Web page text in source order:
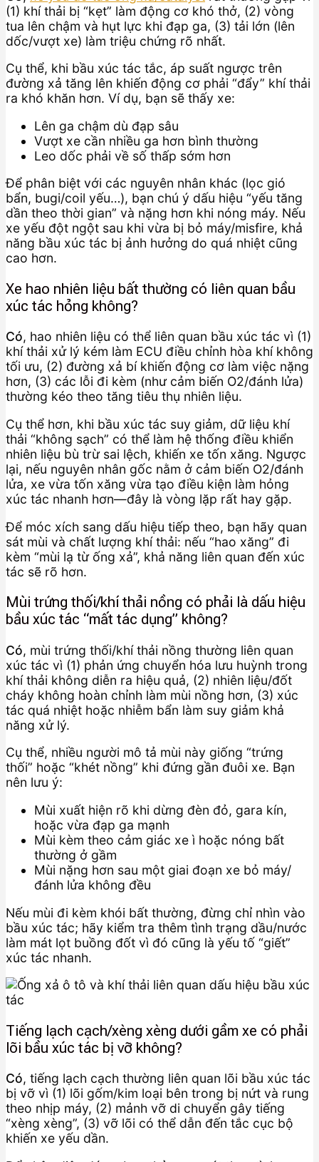
(1) khí thải bị “kẹt” làm động cơ khó thở, (2) vòng
tua lên chậm và hụt lực khi đạp ga, (3) tải lớn (lên
dốc/vượt xe) làm triệu chứng rõ nhất.
Cụ thể, khi bầu xúc tác tắc, áp suất ngược trên
đường xả tăng lên khiến động cơ phải “đẩy” khí thải
ra khó khăn hơn. Ví dụ, bạn sẽ thấy xe:
Lên ga chậm dù đạp sâu
Vượt xe cần nhiều ga hơn bình thường
Leo dốc phải về số thấp sớm hơn
Để phân biệt với các nguyên nhân khác (lọc gió
bẩn, bugi/coil yếu…), bạn chú ý dấu hiệu “yếu tăng
dần theo thời gian” và nặng hơn khi nóng máy. Nếu
xe yếu đột ngột sau khi vừa bị bỏ máy/misfire, khả
năng bầu xúc tác bị ảnh hưởng do quá nhiệt cũng
cao hơn.
Xe hao nhiên liệu bất thường có liên quan bầu
xúc tác hỏng không?
Có, hao nhiên liệu có thể liên quan bầu xúc tác vì (1)
khí thải xử lý kém làm ECU điều chỉnh hòa khí không
tối ưu, (2) đường xả bí khiến động cơ làm việc nặng
hơn, (3) các lỗi đi kèm (như cảm biến O2/đánh lửa)
thường kéo theo tăng tiêu thụ nhiên liệu.
Cụ thể hơn, khi bầu xúc tác suy giảm, dữ liệu khí
thải “không sạch” có thể làm hệ thống điều khiển
nhiên liệu bù trừ sai lệch, khiến xe tốn xăng. Ngược
lại, nếu nguyên nhân gốc nằm ở cảm biến O2/đánh
lửa, xe vừa tốn xăng vừa tạo điều kiện làm hỏng
xúc tác nhanh hơn—đây là vòng lặp rất hay gặp.
Để móc xích sang dấu hiệu tiếp theo, bạn hãy quan
sát mùi và chất lượng khí thải: nếu “hao xăng” đi
kèm “mùi lạ từ ống xả”, khả năng liên quan đến xúc
tác sẽ rõ hơn.
Mùi trứng thối/khí thải nồng có phải là dấu hiệu
bầu xúc tác “mất tác dụng” không?
Có, mùi trứng thối/khí thải nồng thường liên quan
xúc tác vì (1) phản ứng chuyển hóa lưu huỳnh trong
khí thải không diễn ra hiệu quả, (2) nhiên liệu/đốt
cháy không hoàn chỉnh làm mùi nồng hơn, (3) xúc
tác quá nhiệt hoặc nhiễm bẩn làm suy giảm khả
năng xử lý.
Cụ thể, nhiều người mô tả mùi này giống “trứng
thối” hoặc “khét nồng” khi đứng gần đuôi xe. Bạn
nên lưu ý:
Mùi xuất hiện rõ khi dừng đèn đỏ, gara kín,
hoặc vừa đạp ga mạnh
Mùi kèm theo cảm giác xe ì hoặc nóng bất
thường ở gầm
Mùi nặng hơn sau một giai đoạn xe bỏ máy/
đánh lửa không đều
Nếu mùi đi kèm khói bất thường, đừng chỉ nhìn vào
bầu xúc tác; hãy kiểm tra thêm tình trạng dầu/nước
làm mát lọt buồng đốt vì đó cũng là yếu tố “giết”
xúc tác nhanh.
Tiếng lạch cạch/xèng xèng dưới gầm xe có phải
lõi bầu xúc tác bị vỡ không?
Có, tiếng lạch cạch thường liên quan lõi bầu xúc tác
bị vỡ vì (1) lõi gốm/kim loại bên trong bị nứt và rung
theo nhịp máy, (2) mảnh vỡ di chuyển gây tiếng
“xèng xèng”, (3) vỡ lõi có thể dẫn đến tắc cục bộ
khiến xe yếu dần.